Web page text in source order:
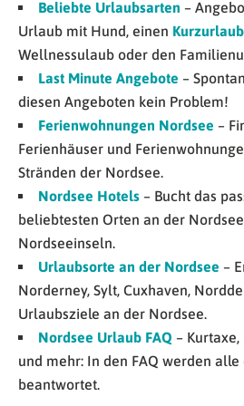
Beliebte Urlaubsarten –
Urlaub mit Hund, einen Kurzurlaub
Wellnessulaub oder den
Last Minute Angebote –
diesen Angeboten kein Problem!
Ferienwohnungen Nordsee –
Ferienhäuser und
Stränden der Nordsee.
Nordsee Hotels – Bucht das
beliebtesten Orten an der
Nordseeinseln.
Urlaubsorte an der Nordsee –
Norderney, Sylt, Cuxhaven,
Urlaubsziele an der Nordsee.
Nordsee Urlaub FAQ – Kurtaxe,
und mehr: In den FAQ werden
beantwortet.